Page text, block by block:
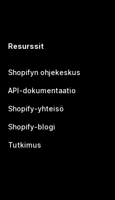
Resurssit
Shopifyn ohjekeskus
API-dokumentaatio
Shopify-yhteisö
Shopify-blogi
Tutkimus